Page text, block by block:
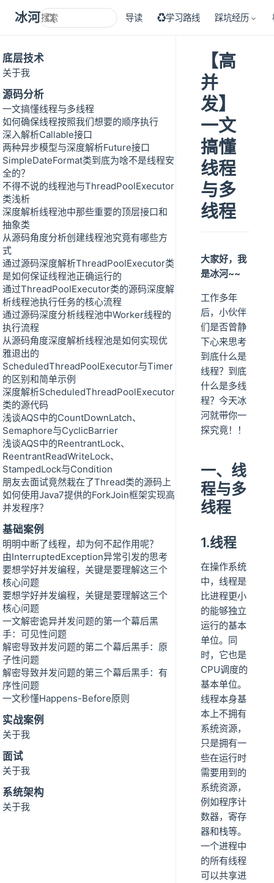
冰河技术 导读 ♻学习路线 踩坑经历
底层技术
关于我
源码分析
一文搞懂线程与多线程
如何确保线程按照我们想要的顺序执行
深入解析Callable接口
两种异步模型与深度解析Future接口
SimpleDateFormat类到底为啥不是线程安
全的？
不得不说的线程池与ThreadPoolExecutor
类浅析
深度解析线程池中那些重要的顶层接口和
抽象类
从源码角度分析创建线程池究竟有哪些方
式
通过源码深度解析ThreadPoolExecutor类
是如何保证线程池正确运行的
通过ThreadPoolExecutor类的源码深度解
析线程池执行任务的核心流程
通过源码深度分析线程池中Worker线程的
执行流程
从源码角度深度解析线程池是如何实现优
雅退出的
ScheduledThreadPoolExecutor与Timer
的区别和简单示例
深度解析ScheduledThreadPoolExecutor
类的源代码
浅谈AQS中的CountDownLatch、
Semaphore与CyclicBarrier
浅谈AQS中的ReentrantLock、
ReentrantReadWriteLock、
StampedLock与Condition
朋友去面试竟然栽在了Thread类的源码上
如何使用Java7提供的ForkJoin框架实现高
并发程序？
基础案例
明明中断了线程，却为何不起作用呢？
由InterruptedException异常引发的思考
要想学好并发编程，关键是要理解这三个
核心问题
要想学好并发编程，关键是要理解这三个
核心问题
一文解密诡异并发问题的第一个幕后黑
手：可见性问题
解密导致并发问题的第二个幕后黑手：原
子性问题
解密导致并发问题的第三个幕后黑手：有
序性问题
一文秒懂Happens-Before原则
实战案例
关于我
面试
关于我
系统架构
关于我
【高
并
发】
一文
搞懂
线程
与多
线程
大家好，我
是冰河~~
工作多年
后，小伙伴
们是否曾静
下心来思考
到底什么是
线程？到底
什么是多线
程？今天冰
河就带你一
探究竟！！
一、线
程与多
线程
1.线程
在操作系统
中，线程是
比进程更小
的能够独立
运行的基本
单位。同
时，它也是
CPU调度的
基本单位。
线程本身基
本上不拥有
系统资源，
只是拥有一
些在运行时
需要用到的
系统资源，
例如程序计
数器，寄存
器和栈等。
一个进程中
的所有线程
可以共享进